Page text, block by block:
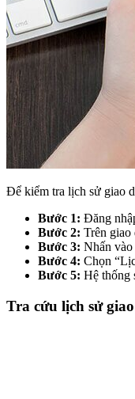
Để kiểm tra lịch sử giao
Bước 1: Đăng
Bước 2: Trên giao
Bước 3: Nhấn
Bước 4: Chọn
Bước 5: Hệ thống
Tra cứu lịch sử